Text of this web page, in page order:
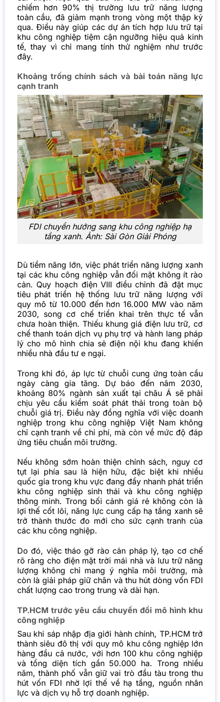
chiếm hơn 90% thị trường lưu trữ năng lượng
toàn cầu, đã giảm mạnh trong vòng một thập kỷ
qua. Điều này giúp các dự án tích hợp lưu trữ tại
khu công nghiệp tiệm cận ngưỡng hiệu quả kinh
tế, thay vì chỉ mang tính thử nghiệm như trước
đây.
Khoảng trống chính sách và bài toán năng lực
cạnh tranh
FDI chuyển hướng sang khu công nghiệp hạ
tầng xanh. Ảnh: Sài Gòn Giải Phóng
Dù tiềm năng lớn, việc phát triển năng lượng xanh
tại các khu công nghiệp vẫn đối mặt không ít rào
cản. Quy hoạch điện VIII điều chỉnh đã đặt mục
tiêu phát triển hệ thống lưu trữ năng lượng với
quy mô từ 10.000 đến hơn 16.000 MW vào năm
2030, song cơ chế triển khai trên thực tế vẫn
chưa hoàn thiện. Thiếu khung giá điện lưu trữ, cơ
chế thanh toán dịch vụ phụ trợ và hành lang pháp
lý cho mô hình chia sẻ điện nội khu đang khiến
nhiều nhà đầu tư e ngại.
Trong khi đó, áp lực từ chuỗi cung ứng toàn cầu
ngày càng gia tăng. Dự báo đến năm 2030,
khoảng 80% ngành sản xuất tại châu Á sẽ phải
chịu yêu cầu kiểm soát phát thải trong toàn bộ
chuỗi giá trị. Điều này đồng nghĩa với việc doanh
nghiệp trong khu công nghiệp Việt Nam không
chỉ cạnh tranh về chi phí, mà còn về mức độ đáp
ứng tiêu chuẩn môi trường.
Nếu không sớm hoàn thiện chính sách, nguy cơ
tụt lại phía sau là hiện hữu, đặc biệt khi nhiều
quốc gia trong khu vực đang đẩy nhanh phát triển
khu công nghiệp sinh thái và khu công nghiệp
thông minh. Trong bối cảnh giá rẻ không còn là
lợi thế cốt lõi, năng lực cung cấp hạ tầng xanh sẽ
trở thành thước đo mới cho sức cạnh tranh của
các khu công nghiệp.
Do đó, việc tháo gỡ rào cản pháp lý, tạo cơ chế
rõ ràng cho điện mặt trời mái nhà và lưu trữ năng
lượng không chỉ mang ý nghĩa môi trường, mà
còn là giải pháp giữ chân và thu hút dòng vốn FDI
chất lượng cao trong trung và dài hạn.
TP.HCM trước yêu cầu chuyển đổi mô hình khu
công nghiệp
Sau khi sáp nhập địa giới hành chính, TP.HCM trở
thành siêu đô thị với quy mô khu công nghiệp lớn
hàng đầu cả nước, với hơn 100 khu công nghiệp
và tổng diện tích gần 50.000 ha. Trong nhiều
năm, thành phố vẫn giữ vai trò đầu tàu trong thu
hút vốn FDI nhờ lợi thế về hạ tầng, nguồn nhân
lực và dịch vụ hỗ trợ doanh nghiệp.